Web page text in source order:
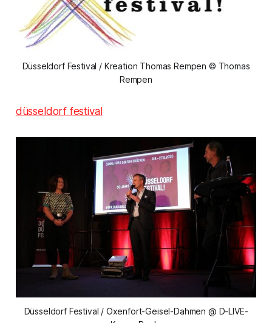
Düsseldorf Festival / Kreation Thomas Rempen © Thomas
Rempen
düsseldorf festival
Düsseldorf Festival / Oxenfort-Geisel-Dahmen @ D-LIVE-